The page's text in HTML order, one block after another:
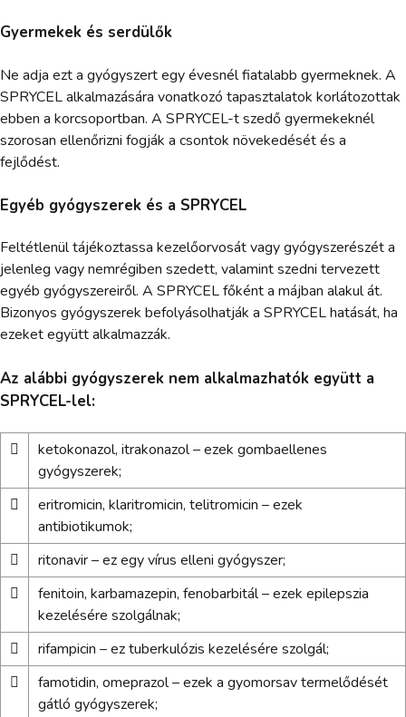
Gyermekek és serdülők
Ne adja ezt a gyógyszert egy évesnél fiatalabb gyermeknek. A
SPRYCEL alkalmazására vonatkozó tapasztalatok korlátozottak
ebben a korcsoportban. A SPRYCEL-t szedő gyermekeknél
szorosan ellenőrizni fogják a csontok növekedését és a
fejlődést.
Egyéb gyógyszerek és a SPRYCEL
Feltétlenül tájékoztassa kezelőorvosát vagy gyógyszerészét a
jelenleg vagy nemrégiben szedett, valamint szedni tervezett
egyéb gyógyszereiről. A SPRYCEL főként a májban alakul át.
Bizonyos gyógyszerek befolyásolhatják a SPRYCEL hatását, ha
ezeket együtt alkalmazzák.
Az alábbi gyógyszerek nem alkalmazhatók együtt a
SPRYCEL-lel:

ketokonazol, itrakonazol – ezek gombaellenes
gyógyszerek;

eritromicin, klaritromicin, telitromicin – ezek
antibiotikumok;

ritonavir – ez egy vírus elleni gyógyszer;

fenitoin, karbamazepin, fenobarbitál – ezek epilepszia
kezelésére szolgálnak;

rifampicin – ez tuberkulózis kezelésére szolgál;

famotidin, omeprazol – ezek a gyomorsav termelődését
gátló gyógyszerek;